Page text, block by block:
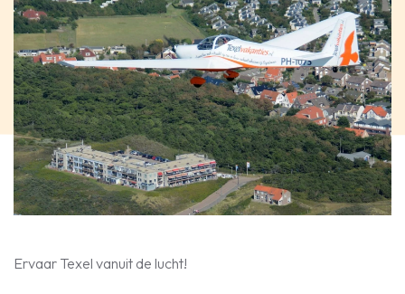
Ervaar Texel vanuit de lucht!